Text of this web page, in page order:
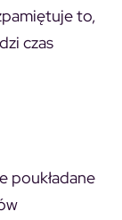
to,
czas
poukładane